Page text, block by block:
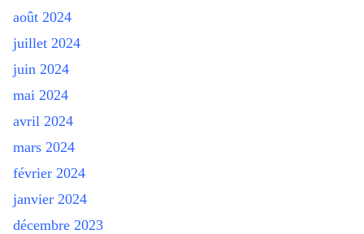
août 2024
juillet 2024
juin 2024
mai 2024
avril 2024
mars 2024
février 2024
janvier 2024
décembre 2023